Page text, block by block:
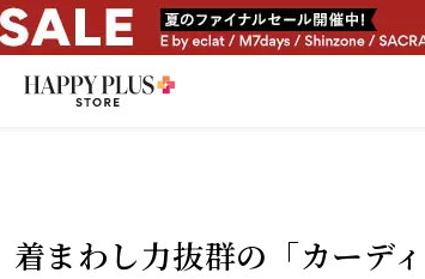
着まわし力抜群の「カーディ